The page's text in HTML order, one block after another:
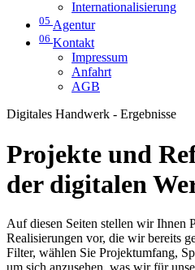
Internationalisierung
05 Agentur
06 Kontakt
Impressum
Anfahrt
AGB
Digitales Handwerk - Ergebnisse
Projekte und
der digitalen
Auf diesen Seiten stellen wir Ihnen
Realisierungen vor, die wir bereits
Filter, wählen Sie Projektumfang,